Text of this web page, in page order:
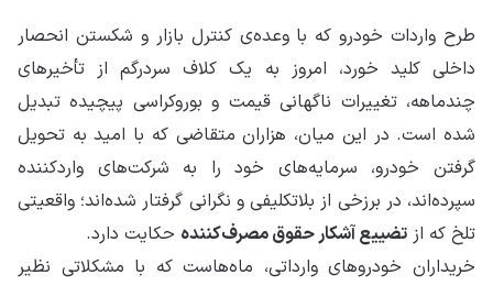
طرح واردات خودرو که با وعده‌ی کنترل بازار و شکستن انحصار
داخلی کلید خورد، امروز به یک کلاف سردرگم از تأخیرهای
چندماهه، تغییرات ناگهانی قیمت و بوروکراسی پیچیده تبدیل
شده است. در این میان، هزاران متقاضی که با امید به تحویل
گرفتن خودرو، سرمایه‌های خود را به شرکت‌های واردکننده
سپرده‌اند، در برزخی از بلاتکلیفی و نگرانی گرفتار شده‌اند؛ واقعیتی
تلخ که از تضییع آشکار حقوق مصرف‌کننده حکایت دارد.
خریداران خودروهای وارداتی، ماه‌هاست که با مشکلاتی نظیر